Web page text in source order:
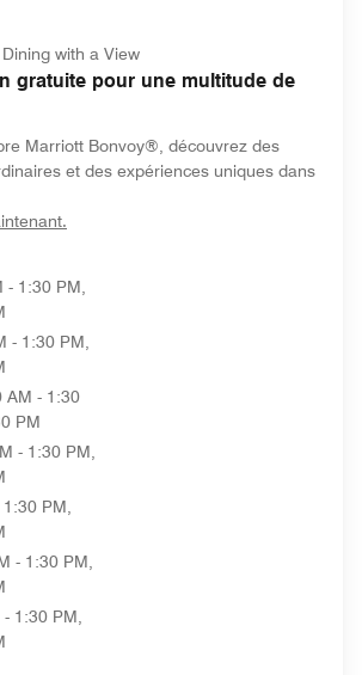
with a View
gratuite pour une multitude de
Marriott Bonvoy®, découvrez des
et des expériences uniques dans
- 1:30 PM,
- 1:30 PM,
AM - 1:30
PM
- 1:30 PM,
PM,
- 1:30 PM,
1:30 PM,